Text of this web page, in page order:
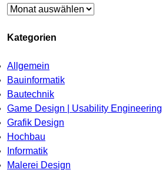
Archiv
Kategorien
Allgemein
Bauinformatik
Bautechnik
Game Design | Usability Engineering
Grafik Design
Hochbau
Informatik
Malerei Design